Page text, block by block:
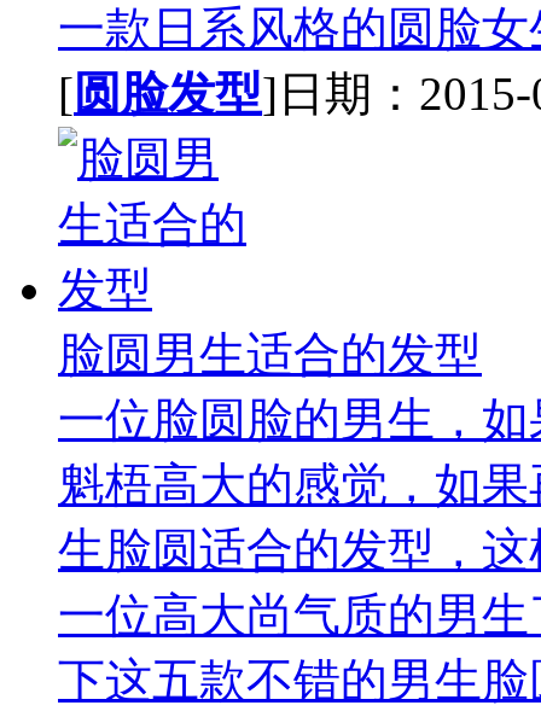
一款日系风格的圆脸女
[圆脸发型]日期：2015-
脸圆男生适合的发型
一位脸圆脸的男生，
魁梧高大的感觉，如
生脸圆适合的发型，
一位高大尚气质的男
下这五款不错的男生脸